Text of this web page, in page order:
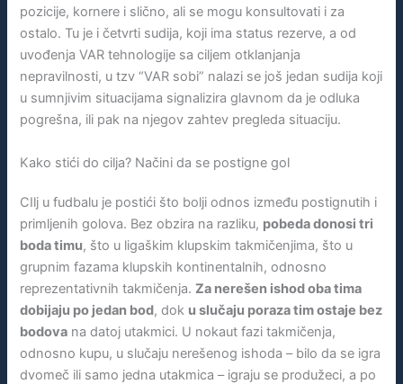
pozicije, kornere i slično, ali se mogu konsultovati i za
ostalo. Tu je i četvrti sudija, koji ima status rezerve, a od
uvođenja VAR tehnologije sa ciljem otklanjanja
nepravilnosti, u tzv “VAR sobi” nalazi se još jedan sudija koji
u sumnjivim situacijama signalizira glavnom da je odluka
pogrešna, ili pak na njegov zahtev pregleda situaciju.
Kako stići do cilja? Načini da se postigne gol
CIlj u fudbalu je postići što bolji odnos između postignutih i
primljenih golova. Bez obzira na razliku, pobeda donosi tri
boda timu, što u ligaškim klupskim takmičenjima, što u
grupnim fazama klupskih kontinentalnih, odnosno
reprezentativnih takmičenja.Za nerešen ishod oba tima
dobijaju po jedan bod, dok u slučaju poraza tim ostaje bez
bodova na datoj utakmici. U nokaut fazi takmičenja,
odnosno kupu, u slučaju nerešenog ishoda – bilo da se igra
dvomeč ili samo jedna utakmica – igraju se produžeci, a po